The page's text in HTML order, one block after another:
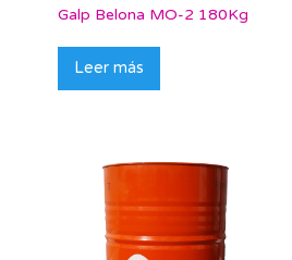
Galp Belona MO-2 180Kg
Leer más